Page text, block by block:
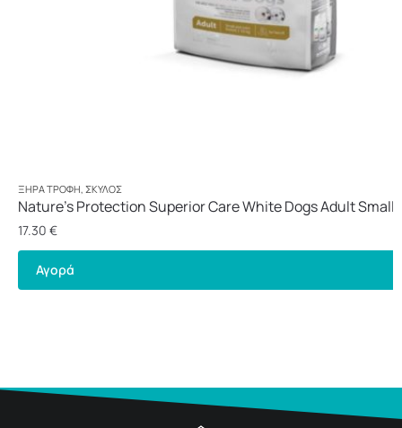
ΞΗΡΆ ΤΡΟΦΉ ΣΚΎΛΟΣ
Nature’s Protection Superior Care White Dogs Adult Small
1,5kg
17.30 €
Αγορά